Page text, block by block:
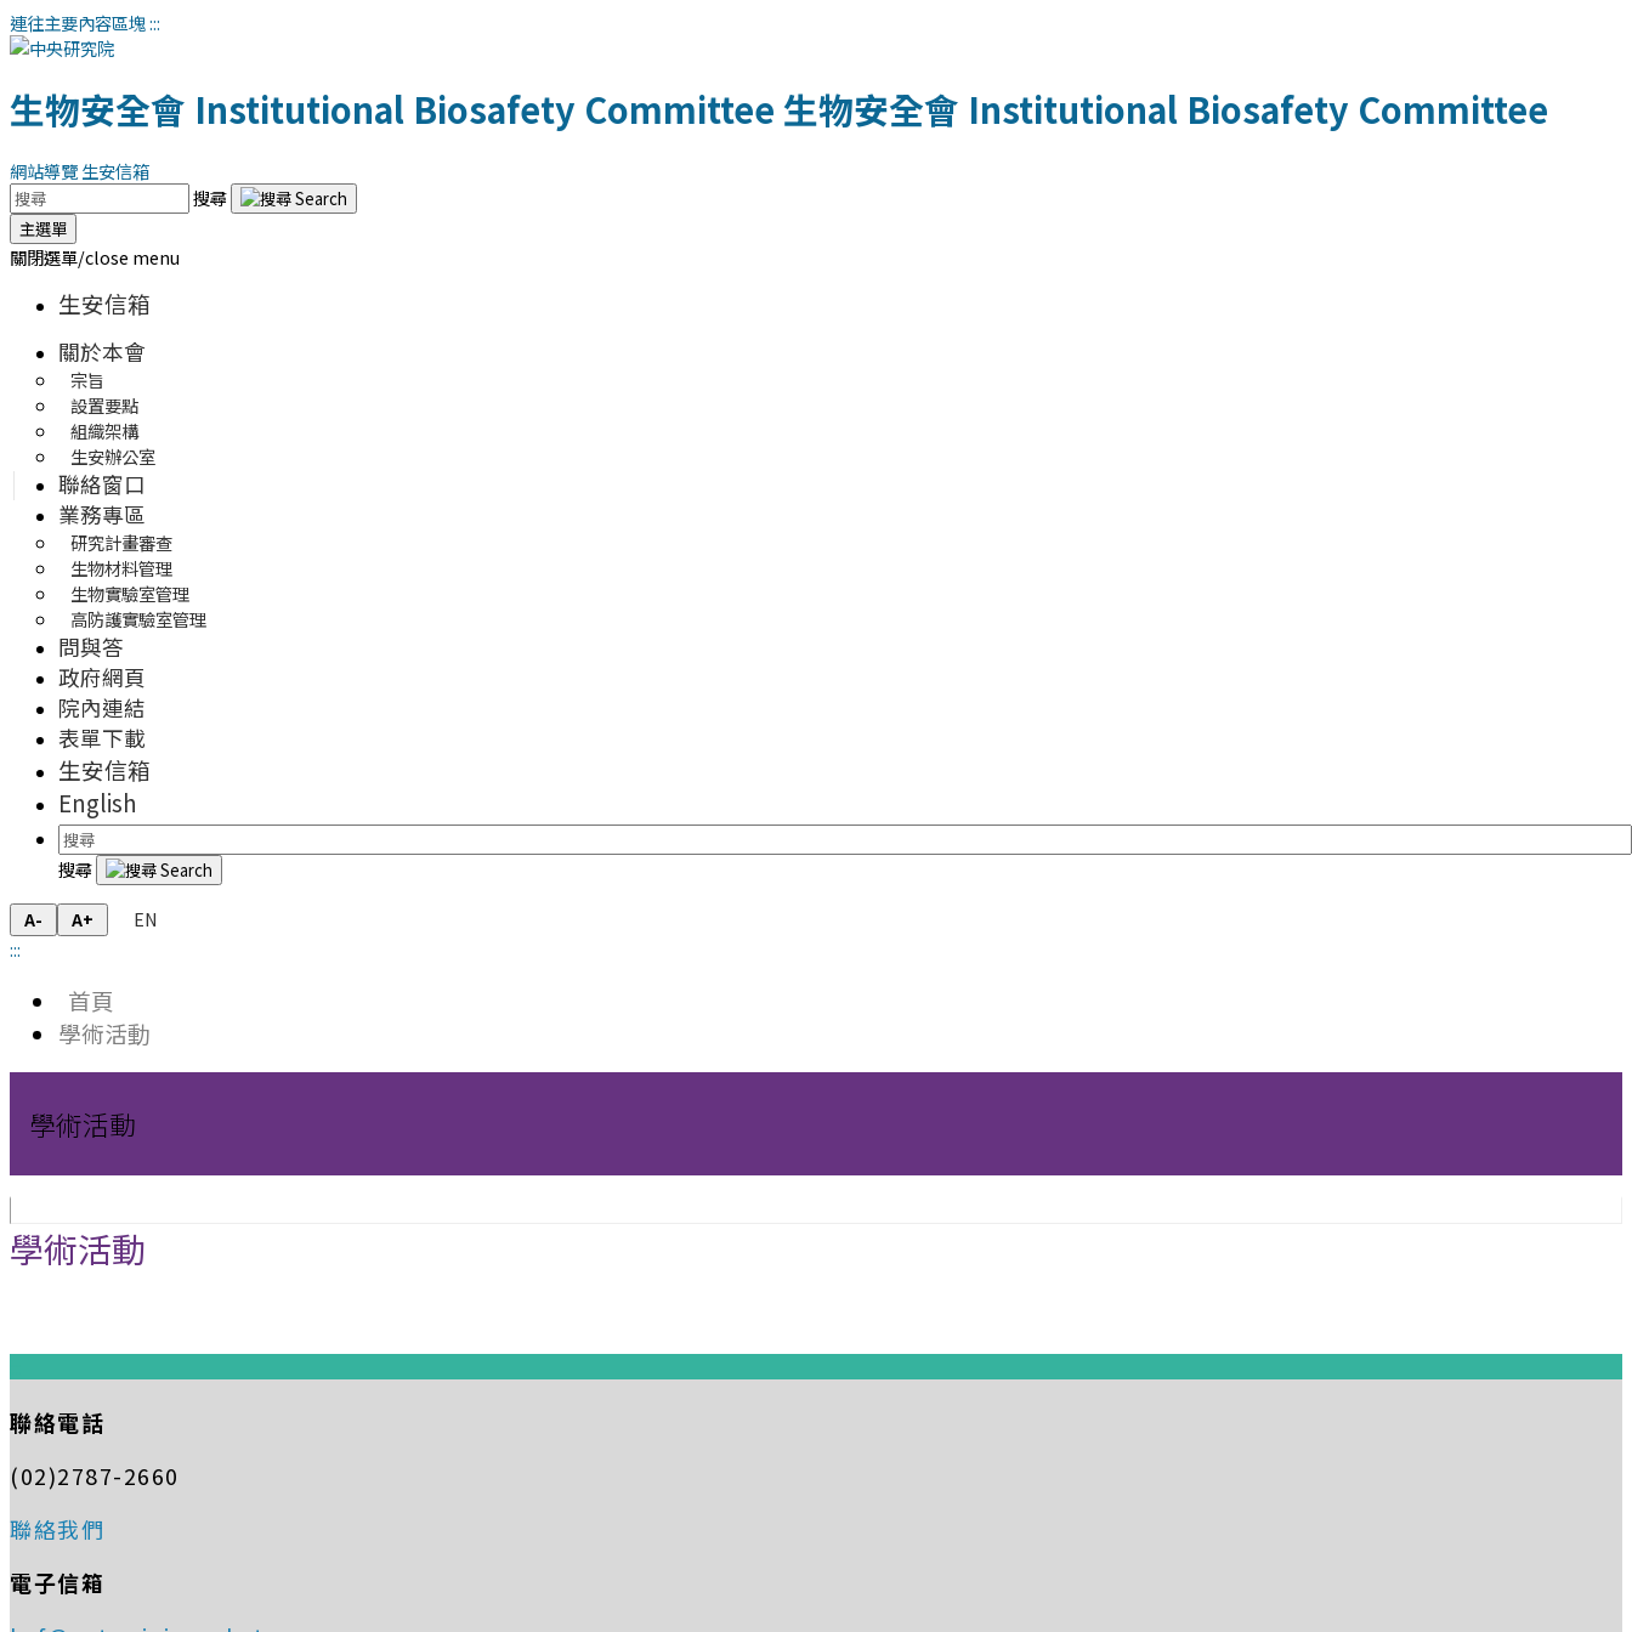
連往主要內容區塊:::
生物安全會 Institutional Biosafety Committee生物安全會 Institutional Biosafety Committee
網站導覽生安信箱
搜尋
主選單
關閉選單/close menu
生安信箱
關於本會
宗旨
設置要點
組織架構
生安辦公室
聯絡窗口
業務專區
研究計畫審查
生物材料管理
生物實驗室管理
高防護實驗室管理
問與答
政府網頁
院內連結
表單下載
生安信箱
English
搜尋
A- A+
EN
:::
首頁
學術活動
學術活動
學術活動
聯絡電話
(02)2787-2660
聯絡我們
電子信箱